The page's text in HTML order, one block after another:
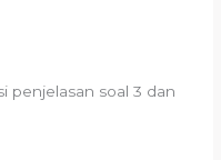
penjelasan soal 3 dan